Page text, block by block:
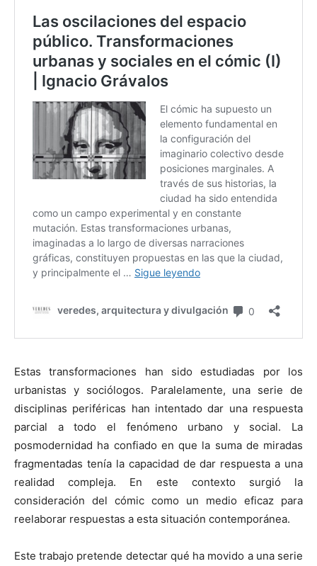
Estas transformaciones han sido estudiadas por los
urbanistas y sociólogos. Paralelamente, una serie de
disciplinas periféricas han intentado dar una respuesta
parcial a todo el fenómeno urbano y social. La
posmodernidad ha confiado en que la suma de miradas
fragmentadas tenía la capacidad de dar respuesta a una
realidad compleja. En este contexto surgió la
consideración del cómic como un medio eficaz para
reelaborar respuestas a esta situación contemporánea.
Este trabajo pretende detectar qué ha movido a una serie